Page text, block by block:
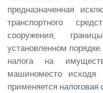
предназначенная
транспортного
сооружения,
установленном
налога на
машиноместо исходя
применяется налоговая